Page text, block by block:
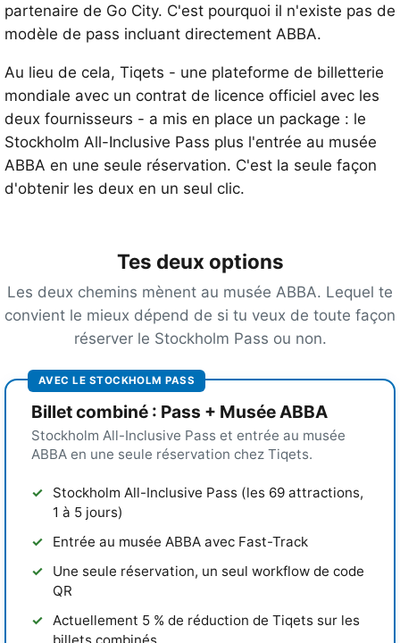
partenaire de Go City. C'est pourquoi il n'existe pas de
modèle de pass incluant directement ABBA.
Au lieu de cela, Tiqets - une plateforme de billetterie
mondiale avec un contrat de licence officiel avec les
deux fournisseurs - a mis en place un package : le
Stockholm All-Inclusive Pass plus l'entrée au musée
ABBA en une seule réservation. C'est la seule façon
d'obtenir les deux en un seul clic.
Tes deux options
Les deux chemins mènent au musée ABBA. Lequel te
convient le mieux dépend de si tu veux de toute façon
réserver le Stockholm Pass ou non.
AVEC LE STOCKHOLM PASS
Billet combiné : Pass + Musée ABBA
Stockholm All-Inclusive Pass et entrée au musée
ABBA en une seule réservation chez Tiqets.
Stockholm All-Inclusive Pass (les 69 attractions,
1 à 5 jours)
Entrée au musée ABBA avec Fast-Track
Une seule réservation, un seul workflow de code
QR
Actuellement 5 % de réduction de Tiqets sur les